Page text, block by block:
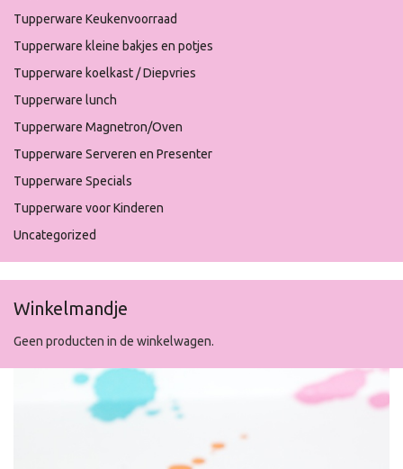
Tupperware Keukenvoorraad
Tupperware kleine bakjes en potjes
Tupperware koelkast / Diepvries
Tupperware lunch
Tupperware Magnetron/Oven
Tupperware Serveren en Presenter
Tupperware Specials
Tupperware voor Kinderen
Uncategorized
Winkelmandje
Geen producten in de winkelwagen.